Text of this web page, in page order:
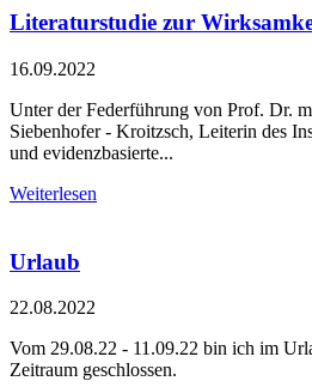
Literaturstudie zur
16.09.2022
Unter der Federführung von Prof. Dr.
Siebenhofer - Kroitzsch, Leiterin des
und evidenzbasierte...
Weiterlesen
Urlaub
22.08.2022
Vom 29.08.22 - 11.09.22 bin ich im
Zeitraum geschlossen.